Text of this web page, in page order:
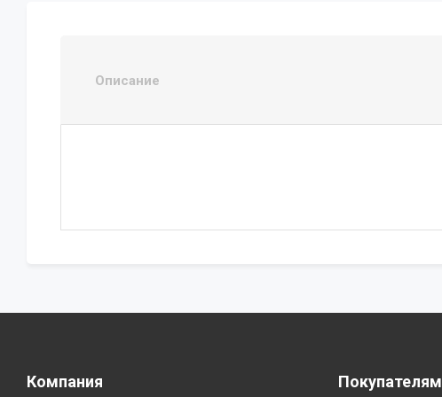
Описание
Компания Покупателям